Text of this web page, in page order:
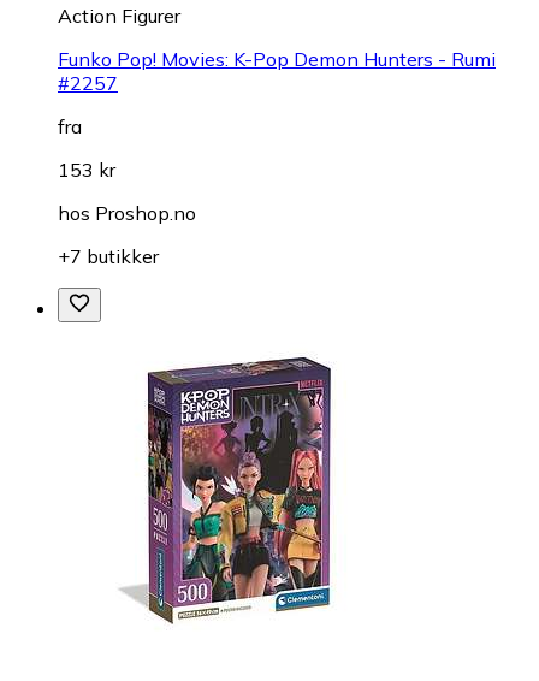
Action Figurer
Funko Pop! Movies: K-Pop Demon Hunters - Rumi
#2257
fra
153 kr
hos Proshop.no
+7 butikker